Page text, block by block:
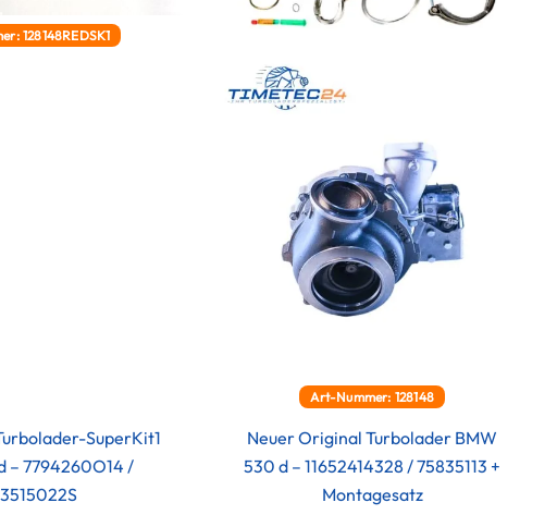
128148REDSK1
SuperKit1
– 7794260O14 /
Art-Nummer: 128148
Neuer Original Turbolader BMW
530 d – 11652414328 / 75835113 +
Montagesatz